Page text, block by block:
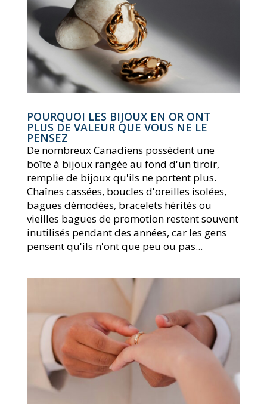
POURQUOI LES BIJOUX EN OR ONT
PLUS DE VALEUR QUE VOUS NE LE
PENSEZ
De nombreux Canadiens possèdent une
boîte à bijoux rangée au fond d'un tiroir,
remplie de bijoux qu'ils ne portent plus.
Chaînes cassées, boucles d'oreilles isolées,
bagues démodées, bracelets hérités ou
vieilles bagues de promotion restent souvent
inutilisés pendant des années, car les gens
pensent qu'ils n'ont que peu ou pas...